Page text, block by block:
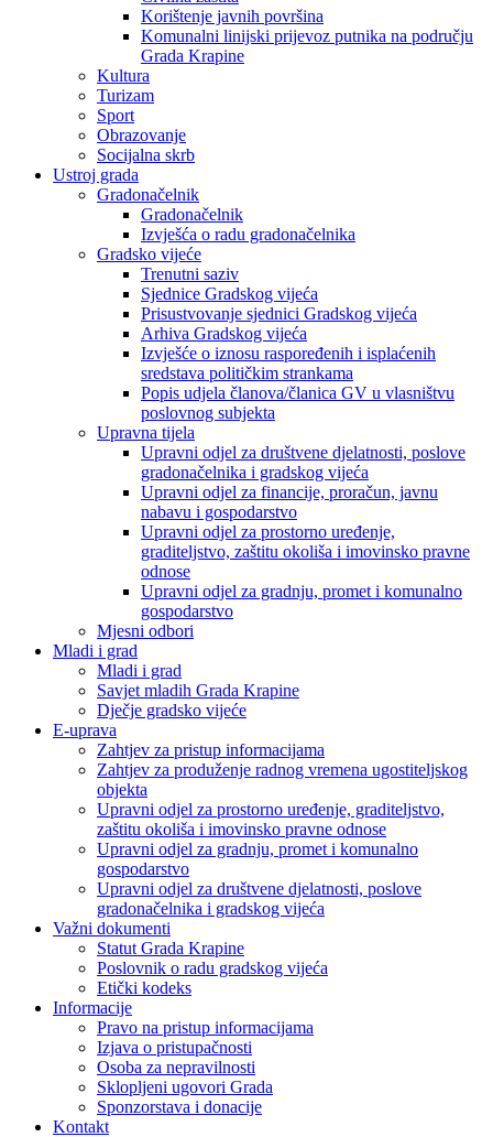
Korištenje javnih površina
Komunalni linijski prijevoz putnika na području
Grada Krapine
Kultura
Turizam
Sport
Obrazovanje
Socijalna skrb
Ustroj grada
Gradonačelnik
Gradonačelnik
Izvješća o radu gradonačelnika
Gradsko vijeće
Trenutni saziv
Sjednice Gradskog vijeća
Prisustvovanje sjednici Gradskog vijeća
Arhiva Gradskog vijeća
Izvješće o iznosu raspoređenih i isplaćenih
sredstava političkim strankama
Popis udjela članova/članica GV u vlasništvu
poslovnog subjekta
Upravna tijela
Upravni odjel za društvene djelatnosti, poslove
gradonačelnika i gradskog vijeća
Upravni odjel za financije, proračun, javnu
nabavu i gospodarstvo
Upravni odjel za prostorno uređenje,
graditeljstvo, zaštitu okoliša i imovinsko pravne
odnose
Upravni odjel za gradnju, promet i komunalno
gospodarstvo
Mjesni odbori
Mladi i grad
Mladi i grad
Savjet mladih Grada Krapine
Dječje gradsko vijeće
E-uprava
Zahtjev za pristup informacijama
Zahtjev za produženje radnog vremena ugostiteljskog
objekta
Upravni odjel za prostorno uređenje, graditeljstvo,
zaštitu okoliša i imovinsko pravne odnose
Upravni odjel za gradnju, promet i komunalno
gospodarstvo
Upravni odjel za društvene djelatnosti, poslove
gradonačelnika i gradskog vijeća
Važni dokumenti
Statut Grada Krapine
Poslovnik o radu gradskog vijeća
Etički kodeks
Informacije
Pravo na pristup informacijama
Izjava o pristupačnosti
Osoba za nepravilnosti
Sklopljeni ugovori Grada
Sponzorstava i donacije
Kontakt